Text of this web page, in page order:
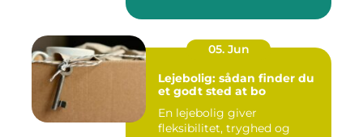
05. Jun
Lejebolig: sådan finder du
et godt sted at bo
En lejebolig giver
fleksibilitet, tryghed og